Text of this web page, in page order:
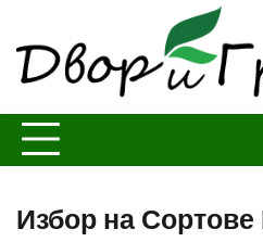
content
Избор на